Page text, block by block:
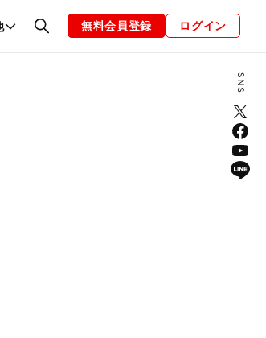
・結婚 編集部 お知らせ
無料会員登録 ログイン